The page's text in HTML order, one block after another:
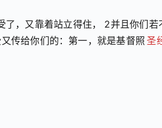
，又靠着站立得住， 2并且你们若
传给你们的：第一，就是基督照 圣